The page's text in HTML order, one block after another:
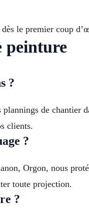
le premier coup
peinture
?
de
clients.
?
Orgon, nous
toute projection.
?